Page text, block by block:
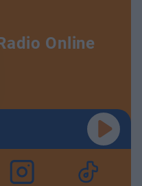
Online